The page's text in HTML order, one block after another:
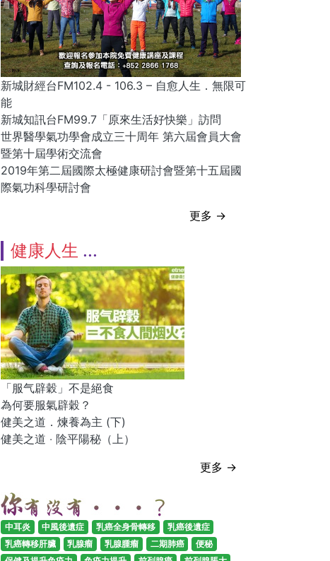
新城財經台FM102.4 - 106.3 – 自愈人生．無限可
能
新城知訊台FM99.7「原來生活好快樂」訪問
世界醫學氣功學會成立三十周年 第六屆會員大會
暨第十屆學術交流會
2019年第二屆國際太極健康研討會暨第十五屆國
際氣功科學研討會
更多 →
健康人生
「服气辟穀」不是絕食
為何要服氣辟穀？
健美之道．煉養為主 (下)
健美之道 ‧ 陰平陽秘（上）
更多 →
中耳炎 中風後遺症 乳癌全身骨轉移
乳癌後遺症
乳癌轉移肝臟
乳腺瘤 乳腺腫瘤 二期肺癌
便秘